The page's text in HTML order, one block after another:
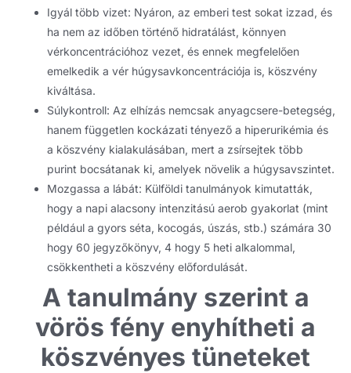
Igyál több vizet: Nyáron, az emberi test sokat izzad, és
ha nem az időben történő hidratálást, könnyen
vérkoncentrációhoz vezet, és ennek megfelelően
emelkedik a vér húgysavkoncentrációja is, köszvény
kiváltása.
Súlykontroll: Az elhízás nemcsak anyagcsere-betegség,
hanem független kockázati tényező a hiperurikémia és
a köszvény kialakulásában, mert a zsírsejtek több
purint bocsátanak ki, amelyek növelik a húgysavszintet.
Mozgassa a lábát: Külföldi tanulmányok kimutatták,
hogy a napi alacsony intenzitású aerob gyakorlat (mint
például a gyors séta, kocogás, úszás, stb.) számára 30
hogy 60 jegyzőkönyv, 4 hogy 5 heti alkalommal,
csökkentheti a köszvény előfordulását.
A tanulmány szerint a
vörös fény enyhítheti a
köszvényes tüneteket